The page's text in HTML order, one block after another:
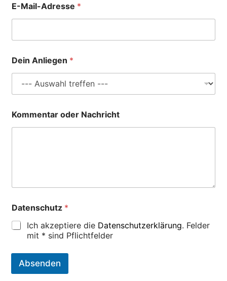
E-Mail-Adresse *
u
f
g
)
E
-
d
e
o
Dein Anliegen *
Kommentar oder Nachricht
Datenschutz *
Ich akzeptiere die Datenschutzerklärung. Felder
mit * sind Pflichtfelder
Absenden